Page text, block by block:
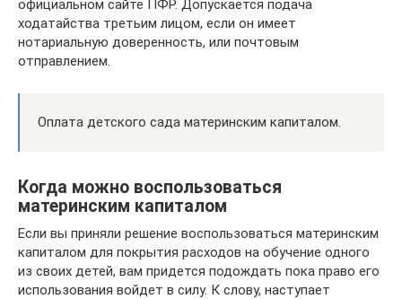
официальном сайте ПФР. Допускается подача
ходатайства третьим лицом, если он имеет
нотариальную доверенность, или почтовым
отправлением.
Оплата детского сада материнским капиталом.
Когда можно воспользоваться
материнским капиталом
Если вы приняли решение воспользоваться материнским
капиталом для покрытия расходов на обучение одного
из своих детей, вам придется подождать пока право его
использования войдет в силу. К слову, наступает